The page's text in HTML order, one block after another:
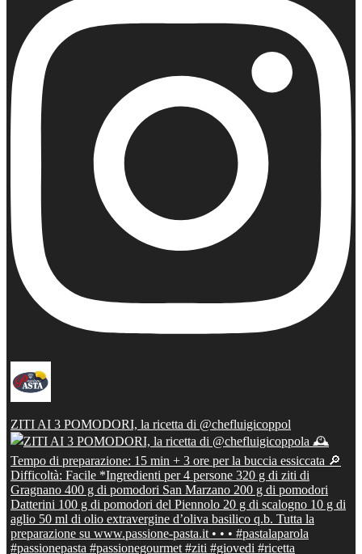
ZITI AI 3 POMODORI, la ricetta di @chefluigicoppol